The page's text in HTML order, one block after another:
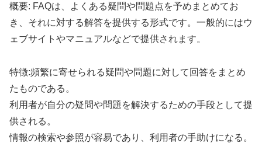
概要: FAQは、よくある疑問や問題点を予めまとめてお
き、それに対する解答を提供する形式です。一般的にはウ
ェブサイトやマニュアルなどで提供されます。
特徴:頻繁に寄せられる疑問や問題に対して回答をまとめ
たものである。
利用者が自分の疑問や問題を解決するための手段として提
供される。
情報の検索や参照が容易であり、利用者の手助けになる。